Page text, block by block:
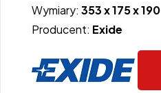
Wymiary: 353 x 175 x 190
Producent: Exide